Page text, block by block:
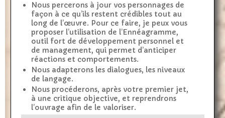
Nous percerons à jour vos personnages de
façon à ce qu’ils restent crédibles tout au
long de l’œuvre. Pour ce faire, je peux vous
proposer l’utilisation de l’Ennéagramme,
outil fort de développement personnel et
de management, qui permet d’anticiper
réactions et comportements.
Nous adapterons les dialogues, les niveaux
de langage.
Nous procéderons, après votre premier jet,
à une critique objective, et reprendrons
l’ouvrage afin de le valoriser.